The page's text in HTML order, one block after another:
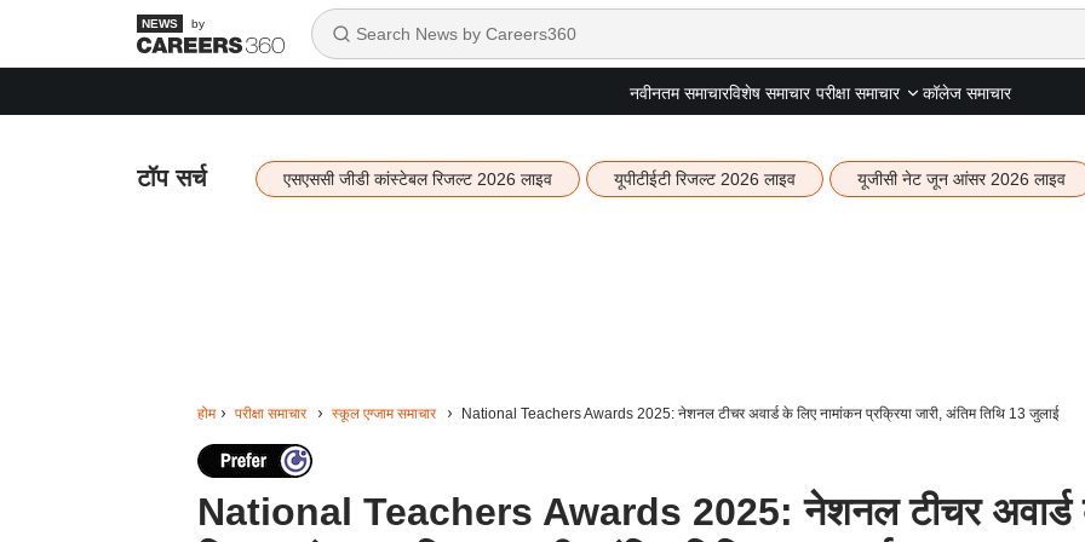
by
नवीनतम समाचारविशेष समाचार परीक्षा समाचार कॉलेज समाचार
टॉप सर्च एसएससी जीडी कांस्टेबल रिजल्ट 2026 लाइव यूपीटीईटी रिजल्ट 2026 लाइव यूजीसी नेट जून आंसर 2026 लाइव
होम परीक्षा समाचार स्कूल एग्जाम समाचार National Teachers Awards 2025: नेशनल टीचर अवार्ड के लिए नामांकन प्रक्रिया जारी, अंतिम तिथि 13 जुलाई
National Teachers Awards 2025: नेशनल टीचर